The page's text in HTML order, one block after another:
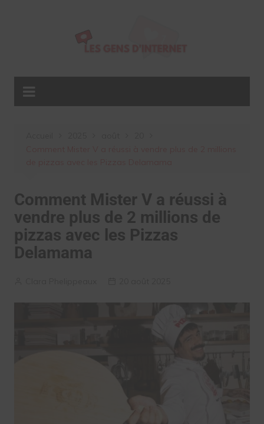
Comment Mister V a réussi à
vendre plus de 2 millions de
pizzas avec les Pizzas
Delamama